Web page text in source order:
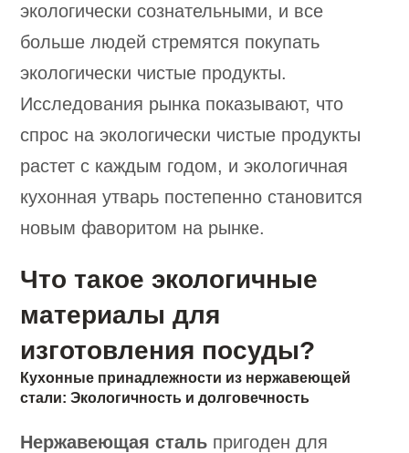
экологически сознательными, и все
больше людей стремятся покупать
экологически чистые продукты.
Исследования рынка показывают, что
спрос на экологически чистые продукты
растет с каждым годом, и экологичная
кухонная утварь постепенно становится
новым фаворитом на рынке.
Что такое экологичные
материалы для
изготовления посуды?
Кухонные принадлежности из нержавеющей
стали: Экологичность и долговечность
Нержавеющая сталь пригоден для